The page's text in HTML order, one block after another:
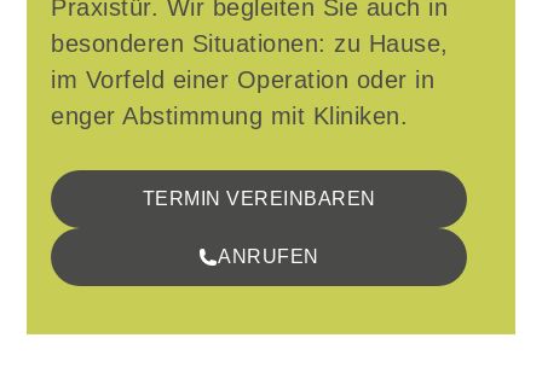
Praxistür. Wir begleiten Sie auch in
besonderen Situationen: zu Hause,
im Vorfeld einer Operation oder in
enger Abstimmung mit Kliniken.
TERMIN VEREINBAREN
ANRUFEN